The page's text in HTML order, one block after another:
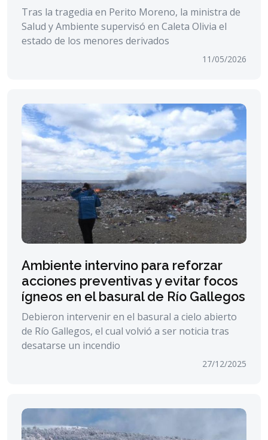
Tras la tragedia en Perito Moreno, la ministra de
Salud y Ambiente supervisó en Caleta Olivia el
estado de los menores derivados
11/05/2026
Ambiente intervino para reforzar
acciones preventivas y evitar focos
ígneos en el basural de Río Gallegos
Debieron intervenir en el basural a cielo abierto
de Río Gallegos, el cual volvió a ser noticia tras
desatarse un incendio
27/12/2025